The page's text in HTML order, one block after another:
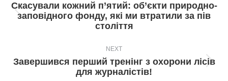
Попередній
пост:
Скасували кожний п’ятий: об’єкти природно-
заповідного фонду, які ми втратили за пів
століття
NEXT
Next
post:
Завершився перший тренінг з охорони лісів
для журналістів!